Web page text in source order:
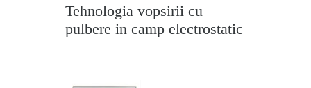
Tehnologia vopsirii cu
pulbere in camp electrostatic